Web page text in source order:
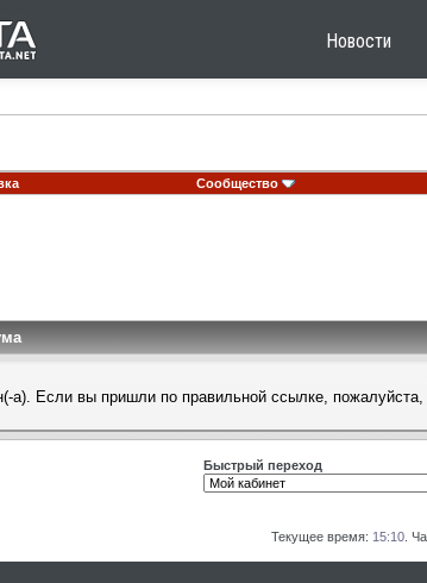
Новости
Сообщество
а). Если вы пришли по правильной ссылке,
Быстрый переход
Текущее время: 15:10 .